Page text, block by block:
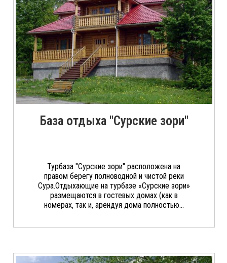
База отдыха "Сурские зори"
Турбаза "Сурские зори" расположена на
правом берегу полноводной и чистой реки
Сура.Отдыхающие на турбазе «Сурские зори»
размещаются в гостевых домах (как в
номерах, так и, арендуя дома полностью...